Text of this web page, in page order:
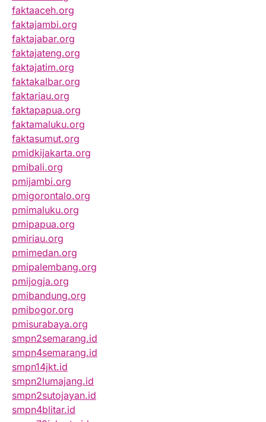
faktaaceh.org
faktajambi.org
faktajabar.org
faktajateng.org
faktajatim.org
faktakalbar.org
faktariau.org
faktapapua.org
faktamaluku.org
faktasumut.org
pmidkijakarta.org
pmibali.org
pmijambi.org
pmigorontalo.org
pmimaluku.org
pmipapua.org
pmiriau.org
pmimedan.org
pmipalembang.org
pmijogja.org
pmibandung.org
pmibogor.org
pmisurabaya.org
smpn2semarang.id
smpn4semarang.id
smpn14jkt.id
smpn2lumajang.id
smpn2sutojayan.id
smpn4blitar.id